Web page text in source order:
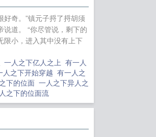
奇。”镇元子捋了捋胡须
道。 “你尽管说，剩下的
限小，进入其中没有上下
一人之下亿人之上 有一人
人之下开始穿越 有一人之
下的位面 一人之下异人之
之下的位面流